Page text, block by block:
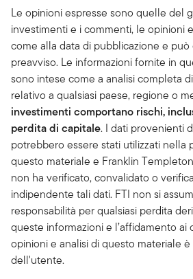
Le opinioni espresse sono quelle del
investimenti e i commenti, le opinioni
come alla data di pubblicazione e può
preavviso. Le informazioni fornite in
sono intese come a analisi completa
relativo a qualsiasi paese, regione o
investimenti comportano rischi,
perdita di capitale. I dati provenienti
potrebbero essere stati utilizzati nella
questo materiale e Franklin
non ha verificato, convalidato o
indipendente tali dati. FTI non si
responsabilità per qualsiasi perdita
queste informazioni e l’affidamento ai
opinioni e analisi di questo materiale
dell'utente.